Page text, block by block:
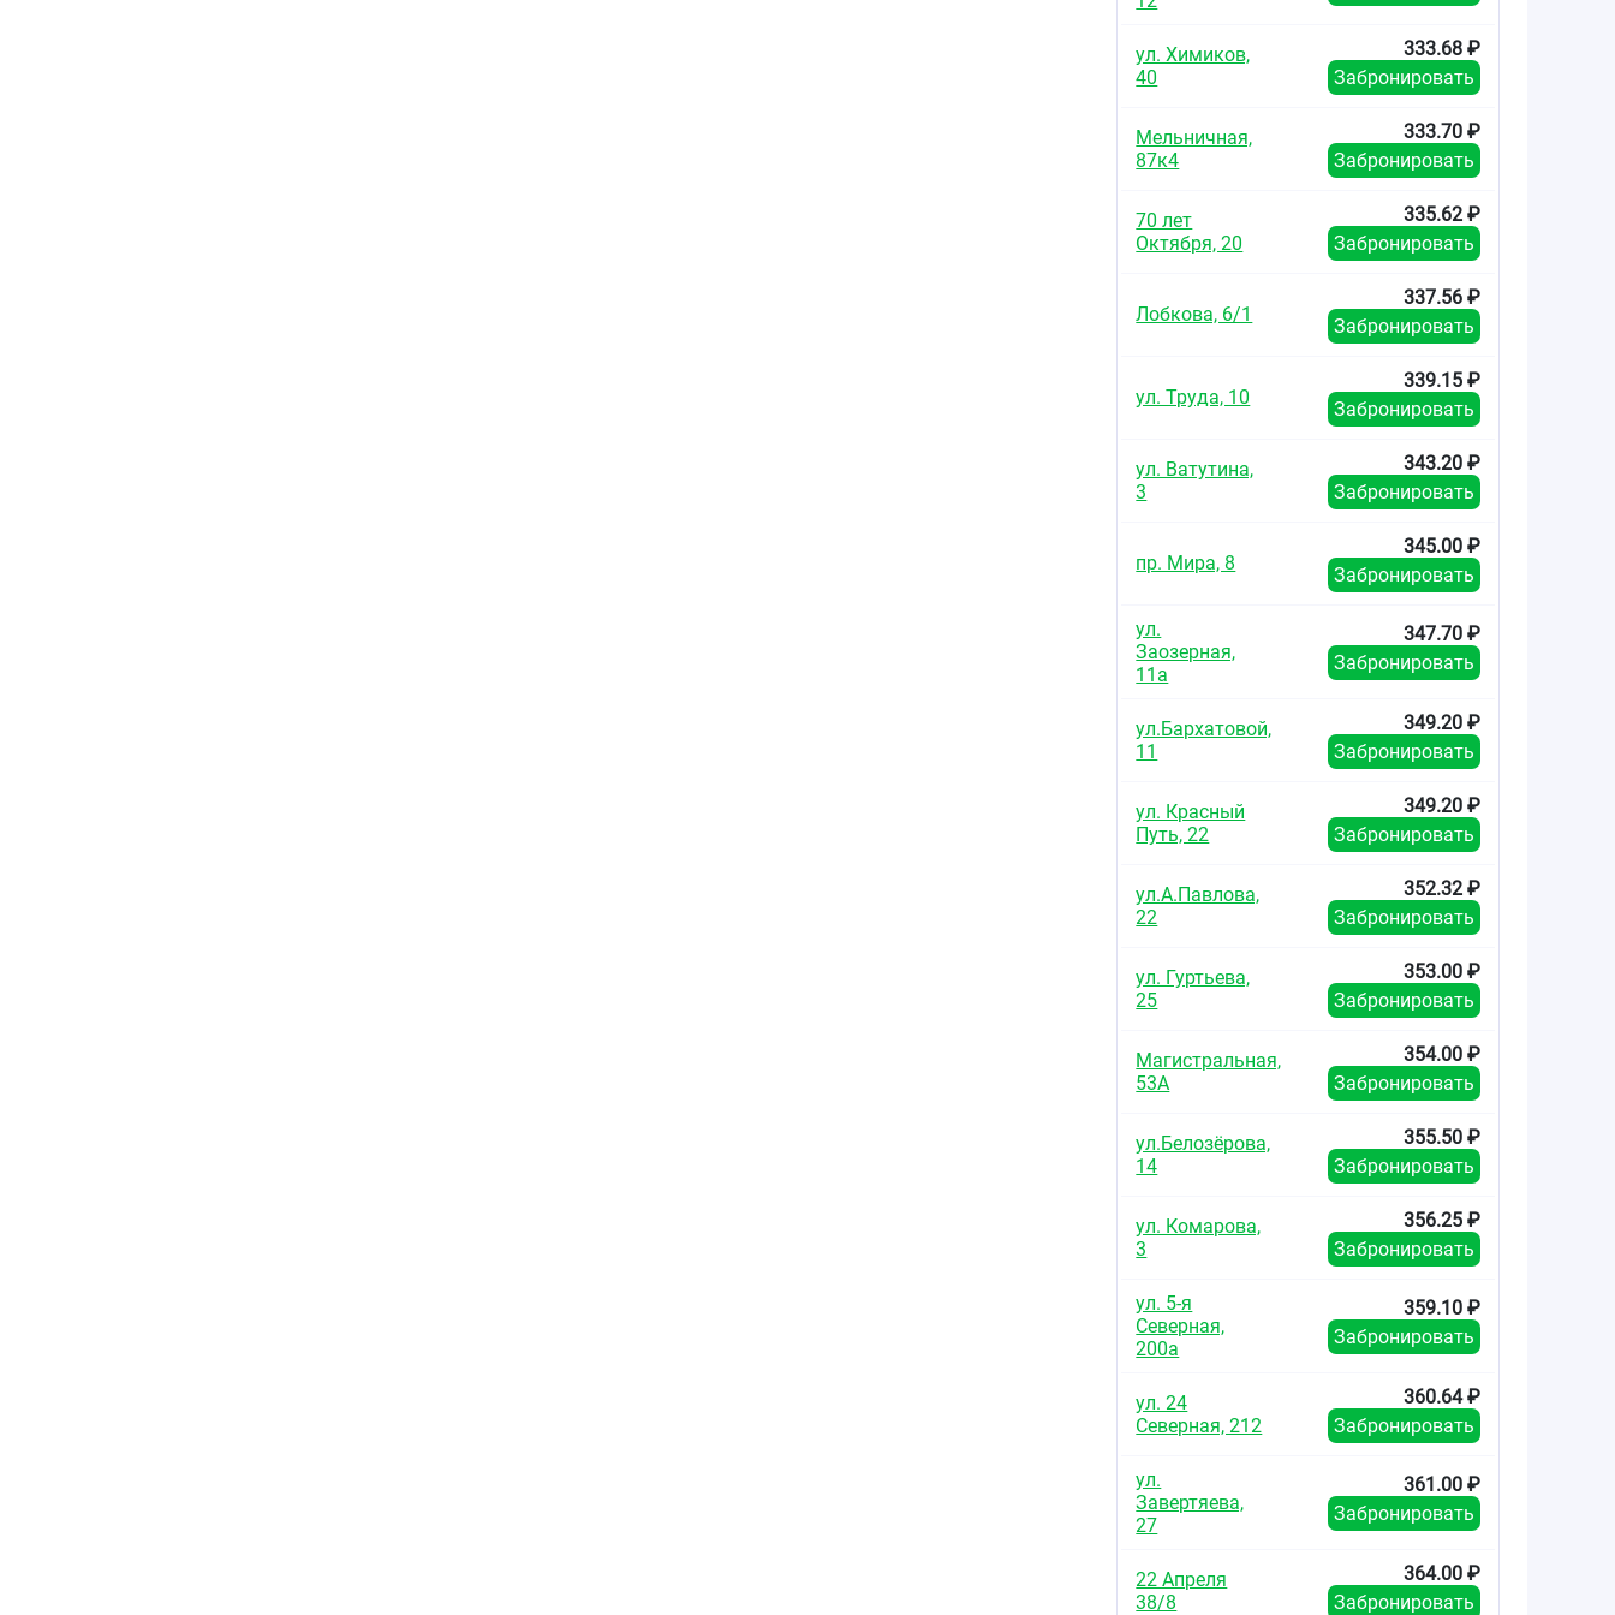
ул. Химиков,
40
333.68 ₽
Забронировать
Мельничная,
87к4
333.70 ₽
Забронировать
70 лет
Октября, 20
335.62 ₽
Забронировать
Лобкова, 6/1
337.56 ₽
Забронировать
ул. Труда, 10
339.15 ₽
Забронировать
ул. Ватутина,
3
343.20 ₽
Забронировать
пр. Мира, 8
345.00 ₽
Забронировать
ул.
Заозерная,
11а
347.70 ₽
Забронировать
ул.Бархатовой,
11
349.20 ₽
Забронировать
ул. Красный
Путь, 22
349.20 ₽
Забронировать
ул.А.Павлова,
22
352.32 ₽
Забронировать
ул. Гуртьева,
25
353.00 ₽
Забронировать
Магистральная,
53А
354.00 ₽
Забронировать
ул.Белозёрова,
14
355.50 ₽
Забронировать
ул. Комарова,
3
356.25 ₽
Забронировать
ул. 5-я
Северная,
200а
359.10 ₽
Забронировать
ул. 24
Северная, 212
360.64 ₽
Забронировать
ул.
Завертяева,
27
361.00 ₽
Забронировать
22 Апреля
38/8
364.00 ₽
Забронировать